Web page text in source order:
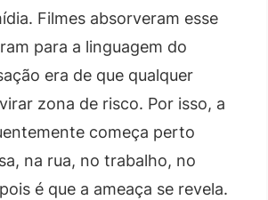
Filmes absorveram esse
para a linguagem do
era de que qualquer
zona de risco. Por isso, a
começa perto
na rua, no trabalho, no
é que a ameaça se revela.